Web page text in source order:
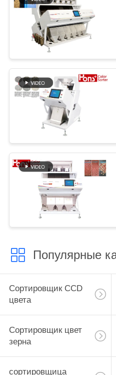
Популярные
Сортировщик CCD
цвета
Сортировщик цвет
зерна
сортировщица